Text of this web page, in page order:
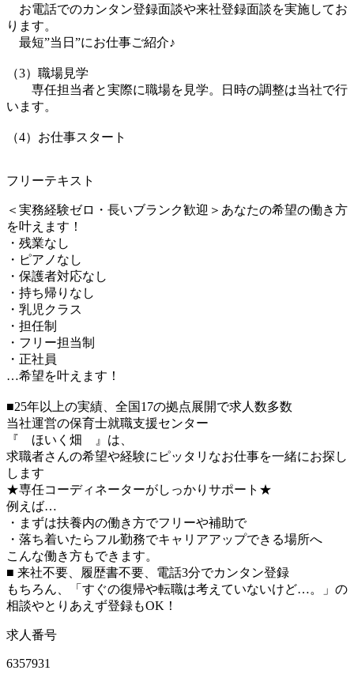
お電話でのカンタン登録面談や来社登録面談を実施してお
ります。
最短”当日”にお仕事ご紹介♪
（3）職場見学
専任担当者と実際に職場を見学。日時の調整は当社で行
います。
（4）お仕事スタート
フリーテキスト
＜実務経験ゼロ・長いブランク歓迎＞あなたの希望の働き方
を叶えます！
・残業なし
・ピアノなし
・保護者対応なし
・持ち帰りなし
・乳児クラス
・担任制
・フリー担当制
・正社員
…希望を叶えます！
■25年以上の実績、全国17の拠点展開で求人数多数
当社運営の保育士就職支援センター
『 ほいく畑 』は、
求職者さんの希望や経験にピッタリなお仕事を一緒にお探し
します
★専任コーディネーターがしっかりサポート★
例えば…
・まずは扶養内の働き方でフリーや補助で
・落ち着いたらフル勤務でキャリアアップできる場所へ
こんな働き方もできます。
■ 来社不要、履歴書不要、電話3分でカンタン登録
もちろん、「すぐの復帰や転職は考えていないけど…。」の
相談やとりあえず登録もOK！
求人番号
6357931